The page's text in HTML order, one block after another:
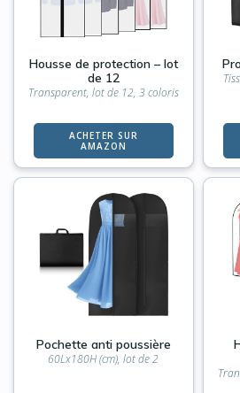
Housse de protection – lot
de 12
Transparent, lot de 12, 3 coloris
ACHETER SUR
AMAZON
Pochette anti poussière
60Lx180H (cm), lot de 2